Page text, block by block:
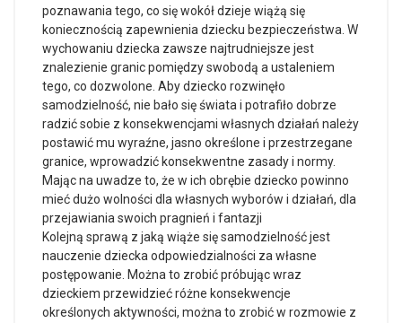
poznawania tego, co się wokół dzieje wiążą się
koniecznością zapewnienia dziecku bezpieczeństwa. W
wychowaniu dziecka zawsze najtrudniejsze jest
znalezienie granic pomiędzy swobodą a ustaleniem
tego, co dozwolone. Aby dziecko rozwinęło
samodzielność, nie bało się świata i potrafiło dobrze
radzić sobie z konsekwencjami własnych działań należy
postawić mu wyraźne, jasno określone i przestrzegane
granice, wprowadzić konsekwentne zasady i normy.
Mając na uwadze to, że w ich obrębie dziecko powinno
mieć dużo wolności dla własnych wyborów i działań, dla
przejawiania swoich pragnień i fantazji
Kolejną sprawą z jaką wiąże się samodzielność jest
nauczenie dziecka odpowiedzialności za własne
postępowanie. Można to zrobić próbując wraz
dzieckiem przewidzieć różne konsekwencje
określonych aktywności, można to zrobić w rozmowie z